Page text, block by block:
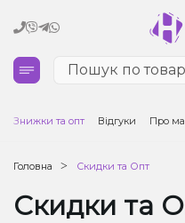
Кальяни
Тютюн для кальяну та
Вугілля для кальяну
Знижки та опт Відгуки Про
Головна Скидки та Опт
Скидки та